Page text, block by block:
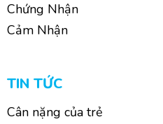
Chứng Nhận
Cảm Nhận
TIN TỨC
Cân nặng của trẻ